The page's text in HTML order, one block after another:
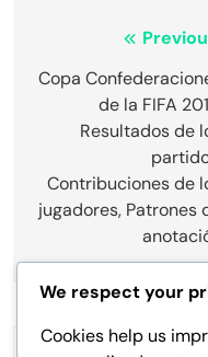
navigation
Copa
de la FIFA
Resultados de
Contribuciones de
jugadores, Patrones
We respect your
Cookies help us